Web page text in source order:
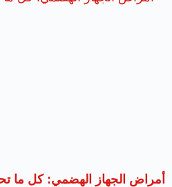
أمراض الجهاز الهضمي: كل ما